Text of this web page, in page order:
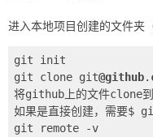
git init
git clone git@github.
将github上的文件clone到
如果是直接创建，需要$